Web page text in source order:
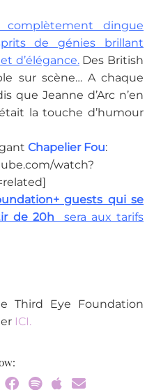
dingue
de génies brillant
d’élégance.Des British
sur scène… A chaque
que Jeanne d’Arc n’en
la touche d’humour
Chapelier Fou:
watch?
guests qui se
de 20h sera aux tarifs
Third Eye Foundation
ICI.